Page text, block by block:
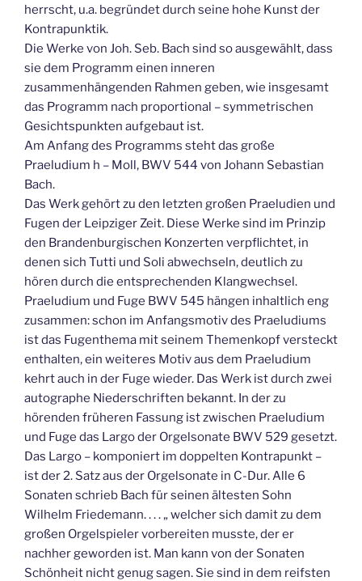
herrscht, u.a. begründet durch seine hohe Kunst der
Kontrapunktik.
Die Werke von Joh. Seb. Bach sind so ausgewählt, dass
sie dem Programm einen inneren
zusammenhängenden Rahmen geben, wie insgesamt
das Programm nach proportional – symmetrischen
Gesichtspunkten aufgebaut ist.
Am Anfang des Programms steht das große
Praeludium h – Moll, BWV 544 von Johann Sebastian
Bach.
Das Werk gehört zu den letzten großen Praeludien und
Fugen der Leipziger Zeit. Diese Werke sind im Prinzip
den Brandenburgischen Konzerten verpflichtet, in
denen sich Tutti und Soli abwechseln, deutlich zu
hören durch die entsprechenden Klangwechsel.
Praeludium und Fuge BWV 545 hängen inhaltlich eng
zusammen: schon im Anfangsmotiv des Praeludiums
ist das Fugenthema mit seinem Themenkopf versteckt
enthalten, ein weiteres Motiv aus dem Praeludium
kehrt auch in der Fuge wieder. Das Werk ist durch zwei
autographe Niederschriften bekannt. In der zu
hörenden früheren Fassung ist zwischen Praeludium
und Fuge das Largo der Orgelsonate BWV 529 gesetzt.
Das Largo – komponiert im doppelten Kontrapunkt –
ist der 2. Satz aus der Orgelsonate in C-Dur. Alle 6
Sonaten schrieb Bach für seinen ältesten Sohn
Wilhelm Friedemann. . . . „ welcher sich damit zu dem
großen Orgelspieler vorbereiten musste, der er
nachher geworden ist. Man kann von der Sonaten
Schönheit nicht genug sagen. Sie sind in dem reifsten